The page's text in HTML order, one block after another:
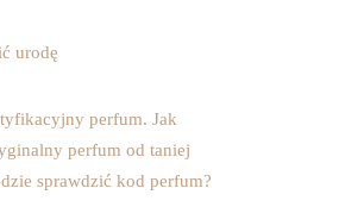
urodę
perfum. Jak
perfum od taniej
sprawdzić kod perfum?